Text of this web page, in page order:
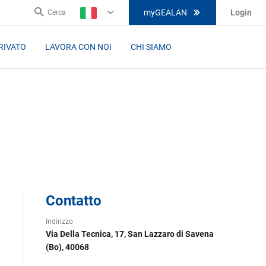
Cerca
IT
myGEALAN Login
LAVORA CON NOI CHI SIAMO
Contatto
Indirizzo
Via Della Tecnica, 17, San Lazzaro di Savena
(Bo), 40068